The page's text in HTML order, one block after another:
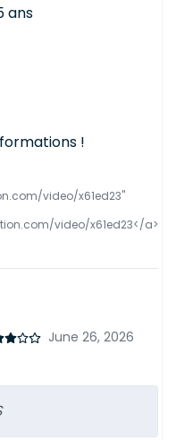
ans
!
video/x61ed23"
video/x61ed23</a>
June 26, 2026